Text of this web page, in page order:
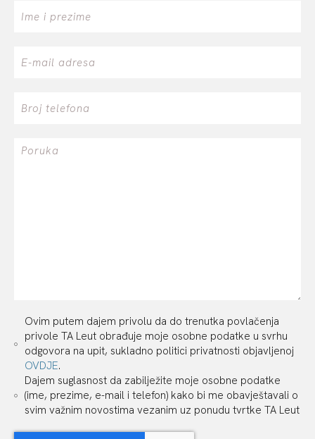
Ovim putem dajem privolu da do trenutka povlačenja
privole TA Leut obrađuje moje osobne podatke u svrhu
odgovora na upit, sukladno politici privatnosti objavljenoj
OVDJE.
Dajem suglasnost da zabilježite moje osobne podatke
(ime, prezime, e-mail i telefon) kako bi me obavještavali o
svim važnim novostima vezanim uz ponudu tvrtke TA Leut